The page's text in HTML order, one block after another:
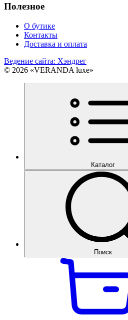
Полезное
О бутике
Контакты
Доставка и оплата
Ведение сайта: Хэндрег
© 2026 «VERANDA luxe»
Каталог
Поиск